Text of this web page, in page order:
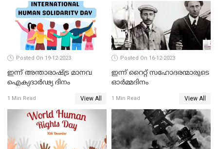
Posted On 19-12-2023
ഇന്ന് അന്താരാഷ്ട്ര മാനവ
ഐക്യദാര്‍ഢ്യ ദിനം
1 Min Read View All
Posted On 16-12-2023
ഇന്ന് റൈറ്റ് സഹോദരന്മാരുടെ
ഓർമ്മദിനം
1 Min Read View All